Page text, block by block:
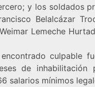
y los soldados
Belalcázar
Lemeche
culpable
de inhabilitación
salarios mínimos